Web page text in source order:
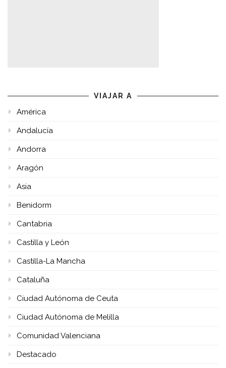
VIAJAR A
América
Andalucía
Andorra
Aragón
Asia
Benidorm
Cantabria
Castilla y León
Castilla-La Mancha
Cataluña
Ciudad Autónoma de Ceuta
Ciudad Autónoma de Melilla
Comunidad Valenciana
Destacado